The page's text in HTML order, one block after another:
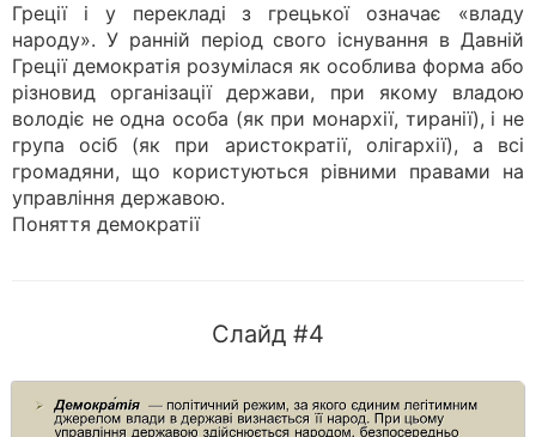
Греції і у перекладі з грецької означає «владу
народу». У ранній період свого існування в Давній
Греції демократія розумілася як особлива форма або
різновид організації держави, при якому владою
володіє не одна особа (як при монархії, тиранії), і не
група осіб (як при аристократії, олігархії), а всі
громадяни, що користуються рівними правами на
управління державою.
Поняття демократії
Слайд #4